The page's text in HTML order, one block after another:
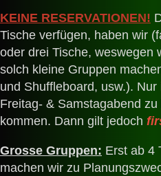
KEINE RESERVATIONEN!
Tische verfügen, haben wir
oder drei Tische, weswegen
solch kleine Gruppen
und Shuffleboard, usw.).
Freitag- & Samstagabend
kommen. Dann gilt jedoch
Grosse Gruppen: Erst ab 4
machen wir zu